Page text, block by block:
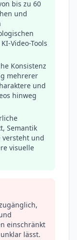
bis zu 60
und
Video-Tools
Konsistenz
mehrerer
und
hinweg
Semantik
versteht und
visuelle
einschränkt
lässt.